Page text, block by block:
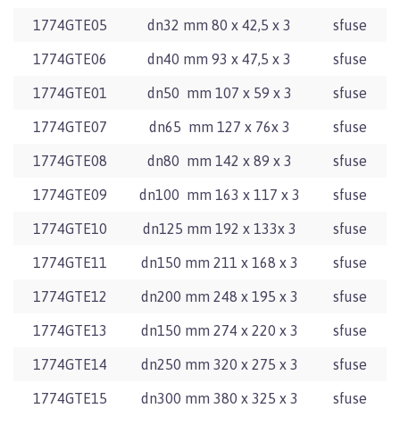
1774GTE05 dn32 mm 80 x 42,5 x 3 sfuse
1774GTE06 dn40 mm 93 x 47,5 x 3 sfuse
1774GTE01 dn50 mm 107 x 59 x 3 sfuse
1774GTE07 dn65 mm 127 x 76x 3 sfuse
1774GTE08 dn80 mm 142 x 89 x 3 sfuse
1774GTE09 dn100 mm 163 x 117 x 3 sfuse
1774GTE10 dn125 mm 192 x 133x 3 sfuse
1774GTE11 dn150 mm 211 x 168 x 3 sfuse
1774GTE12 dn200 mm 248 x 195 x 3 sfuse
1774GTE13 dn150 mm 274 x 220 x 3 sfuse
1774GTE14 dn250 mm 320 x 275 x 3 sfuse
1774GTE15 dn300 mm 380 x 325 x 3 sfuse